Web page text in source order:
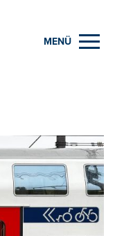
MENÜ